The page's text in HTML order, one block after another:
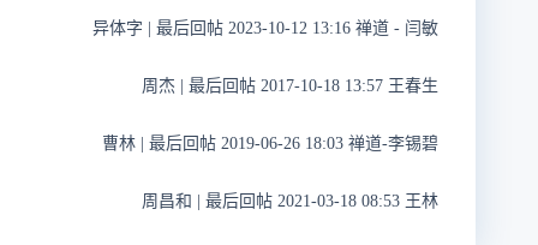
异体字 最后回帖 2023-10-12 13:16 禅道 - 闫敏
周杰 最后回帖 2017-10-18 13:57 王春生
曹林 最后回帖 2019-06-26 18:03 禅道-李锡碧
周昌和 最后回帖 2021-03-18 08:53 王林